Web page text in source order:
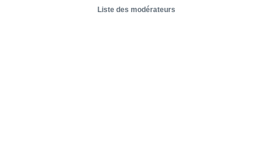
Liste des modérateurs